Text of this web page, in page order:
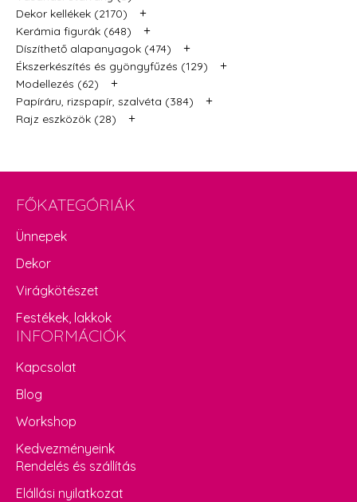
Dekor kellékek (2170)
+
Kerámia figurák (648) +
Díszíthető alapanyagok (474) +
Ékszerkészítés és gyöngyfűzés (129) +
Modellezés (62) +
Papíráru, rizspapír, szalvéta (384) +
Rajz eszközök (28) +
FŐKATEGÓRIÁK
Ünnepek
Dekor
Virágkötészet
Festékek, lakkok
INFORMÁCIÓK
Kapcsolat
Blog
Workshop
Kedvezményeink
Rendelés és szállítás
Elállási nyilatkozat